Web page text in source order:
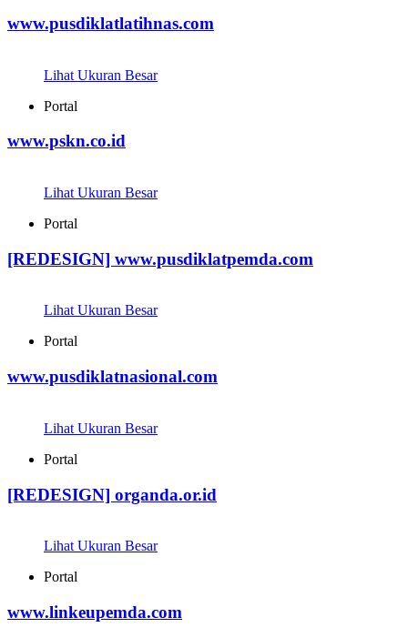
www.pusdiklatlatihnas.com
Lihat Ukuran Besar
Portal
www.pskn.co.id
Lihat Ukuran Besar
Portal
[REDESIGN] www.pusdiklatpemda.com
Lihat Ukuran Besar
Portal
www.pusdiklatnasional.com
Lihat Ukuran Besar
Portal
[REDESIGN] organda.or.id
Lihat Ukuran Besar
Portal
www.linkeupemda.com